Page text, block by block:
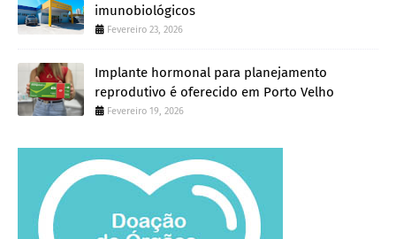
imunobiológicos
Fevereiro 23, 2026
Implante hormonal para planejamento
reprodutivo é oferecido em Porto Velho
Fevereiro 19, 2026